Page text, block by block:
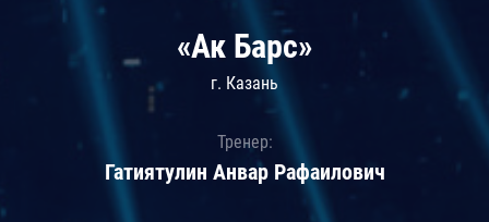
«Ак Барс»
г. Казань
Тренер:
Гатиятулин Анвар Рафаилович